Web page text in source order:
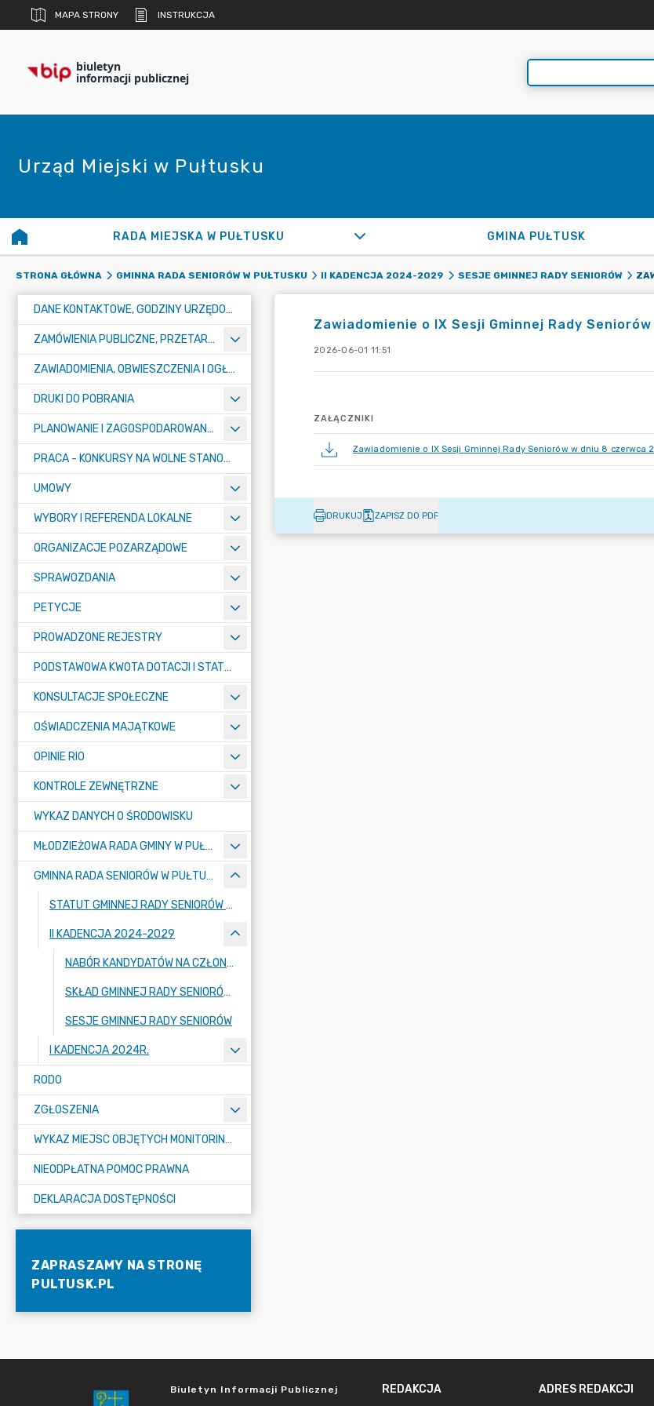
MAPA STRONY INSTRUKCJA
biuletyn
informacji publicznej
Urząd Miejski w Pułtusku
RADA MIEJSKA W PUŁTUSKU GMINA PUŁTUSK
STRONA GŁÓWNA GMINNA RADA SENIORÓW W PUŁTUSKU II KADENCJA 2024-2029 SESJE GMINNEJ RADY SENIORÓW
DANE KONTAKTOWE, GODZINY URZĘDOWANIA I NUMER KONTA BANKOWEGO
ZAMÓWIENIA PUBLICZNE, PRZETARGI, KONKURSY
ZAWIADOMIENIA, OBWIESZCZENIA I OGŁOSZENIA
DRUKI DO POBRANIA
PLANOWANIE I ZAGOSPODAROWANIE PRZESTRZENNE
PRACA - KONKURSY NA WOLNE STANOWISKA
UMOWY
WYBORY I REFERENDA LOKALNE
ORGANIZACJE POZARZĄDOWE
SPRAWOZDANIA
PETYCJE
PROWADZONE REJESTRY
PODSTAWOWA KWOTA DOTACJI I STATYSTYCZNA LICZBA UCZNIÓW
KONSULTACJE SPOŁECZNE
OŚWIADCZENIA MAJĄTKOWE
OPINIE RIO
KONTROLE ZEWNĘTRZNE
WYKAZ DANYCH O ŚRODOWISKU
MŁODZIEŻOWA RADA GMINY W PUŁTUSKU
GMINNA RADA SENIORÓW W PUŁTUSKU
STATUT GMINNEJ RADY SENIORÓW W PUŁTUSKU
II KADENCJA 2024-2029
NABÓR KANDYDATÓW NA CZŁONKÓW GMINNEJ RADY SENIORÓW W PUŁTUSKU II KADENCJI 2024-2029
SKŁAD GMINNEJ RADY SENIORÓW II KADENCJI 2024-2029
SESJE GMINNEJ RADY SENIORÓW
I KADENCJA 2024R.
RODO
ZGŁOSZENIA
WYKAZ MIEJSC OBJĘTYCH MONITORINGIEM
NIEODPŁATNA POMOC PRAWNA
DEKLARACJA DOSTĘPNOŚCI
ZAPRASZAMY NA STRONĘ
PULTUSK.PL
Zawiadomienie o IX Sesji Gminnej Rady
2026-06-01 11:51
ZAŁĄCZNIKI
Zawiadomienie o IX Sesji Gminnej Rady Seniorów w dniu 8 czerwca
DRUKUJ ZAPISZ DO PDF
Biuletyn Informacji Publicznej REDAKCJA ADRES REDAKCJI